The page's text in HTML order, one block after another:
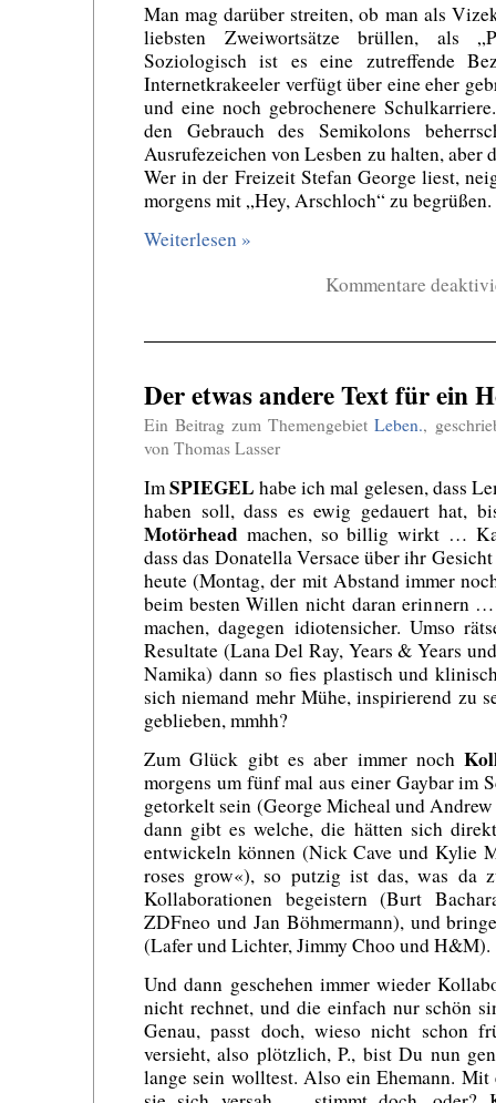
Man mag darüber streiten, ob man als
liebsten Zweiwortsätze brüllen, als
Soziologisch ist es eine zutreffende
Internetkrakeeler verfügt über eine eher
und eine noch gebrochenere
den Gebrauch des Semikolons
Ausrufezeichen von Lesben zu halten, aber
Wer in der Freizeit Stefan George liest,
morgens mit „Hey, Arschloch“ zu begrüßen.
Weiterlesen »
Kommentare
Der etwas andere Text für ein
Ein Beitrag zum ThemengebietLeben.,
von Thomas Lasser
ImSPIEGEL habe ich mal gelesen, dass
haben soll, dass es ewig gedauert hat,
Motörhead machen, so billig wirkt …
dass das Donatella Versace über ihr
heute (Montag, der mit Abstand immer
beim besten Willen nicht daran erinnern
machen, dagegen idiotensicher. Umso
Resultate (Lana Del Ray, Years & Years
Namika) dann so fies plastisch und
sich niemand mehr Mühe, inspirierend zu
geblieben, mmhh?
Zum Glück gibt es aber immer noch
morgens um fünf mal aus einer Gaybar im
getorkelt sein (George Micheal und
dann gibt es welche, die hätten sich
entwickeln können (Nick Cave und Kylie
roses grow«), so putzig ist das, was da
Kollaborationen begeistern (Burt
ZDFneo und Jan Böhmermann), und
(Lafer und Lichter, Jimmy Choo und H&M).
Und dann geschehen immer wieder
nicht rechnet, und die einfach nur schön
Genau, passt doch, wieso nicht schon
versieht, also plötzlich, P., bist Du nun
lange sein wolltest. Also ein Ehemann. Mit